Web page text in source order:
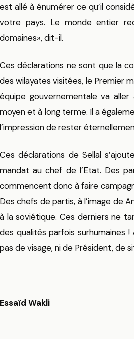
est allé à énumérer ce qu’il
votre pays. Le monde entier
domaines», dit-il.
Ces déclarations ne sont que la
des wilayates visitées, le Premier
équipe gouvernementale va
moyen et à long terme. Il a
l’impression de rester
Ces déclarations de Sellal
mandat au chef de l’Etat. Des
commencent donc à faire
Des chefs de partis, à l’image de
à la soviétique. Ces derniers ne
des qualités parfois surhumaines
pas de visage, ni de Président, de
Essaïd Wakli